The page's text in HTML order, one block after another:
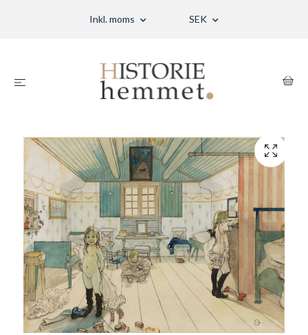
Inkl. moms SEK